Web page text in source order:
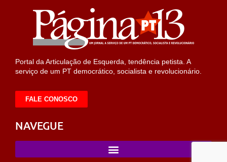
Portal da Articulação de Esquerda, tendência petista. A
serviço de um PT democrático, socialista e revolucionário.
FALE CONOSCO
NAVEGUE